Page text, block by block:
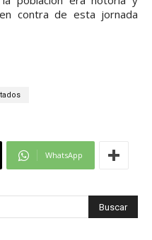
contra de esta jornada
WhatsApp